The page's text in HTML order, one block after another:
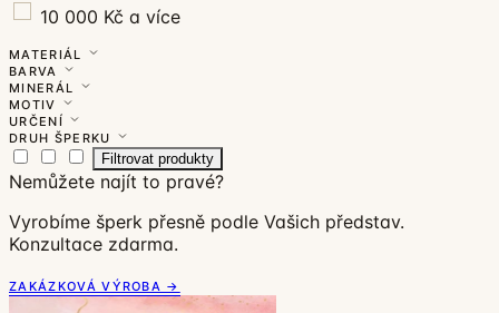
10 000 Kč a více
MATERIÁL
BARVA
MINERÁL
MOTIV
URČENÍ
DRUH ŠPERKU
Filtrovat produkty
Nemůžete najít to pravé?
Vyrobíme šperk přesně podle Vašich představ.
Konzultace zdarma.
ZAKÁZKOVÁ VÝROBA →